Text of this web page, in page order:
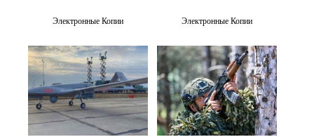
Электронные Копии Электронные Копии